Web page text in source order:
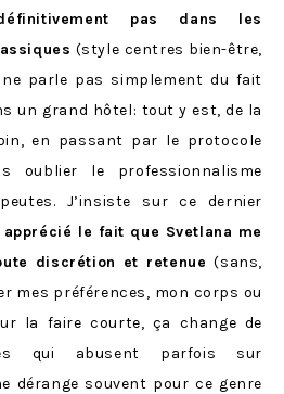
pas dans les
(style centres bien-être,
parle pas simplement du fait
un grand hôtel: tout y est, de la
en passant par le protocole
oublier le professionnalisme
J’insiste sur ce dernier
apprécié le fait que Svetlana me
discrétion et retenue(sans,
mes préférences, mon corps ou
la faire courte, ça change de
qui abusent parfois sur
dérange souvent pour ce genre